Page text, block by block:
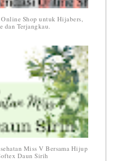
Online Shop untuk Hijabers,
dan Terjangkau.
Miss V Bersama Hijup
Daun Sirih